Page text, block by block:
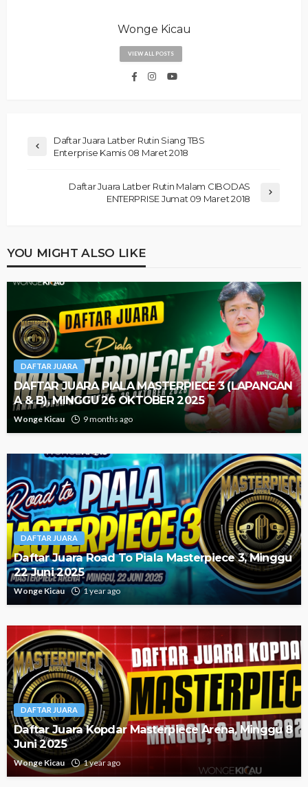
Wonge Kicau
VIEW ALL POSTS
Daftar Juara Latber Rutin Siang TBS
Enterprise Kamis 08 Maret 2018
Daftar Juara Latber Rutin Malam CIBODAS
ENTERPRISE Jumat 09 Maret 2018
YOU MIGHT ALSO LIKE
DAFTAR JUARA
DAFTAR JUARA PIALA MASTERPIECE 3 (LAPANGAN
A & B), MINGGU 26 OKTOBER 2025
Wonge Kicau 9 months ago
DAFTAR JUARA
Daftar Juara Road To Piala Masterpiece 3, Minggu
22 Juni 2025
Wonge Kicau 1 year ago
DAFTAR JUARA
Daftar Juara Kopdar Masterpiece Arena, Minggu 8
Juni 2025
Wonge Kicau 1 year ago